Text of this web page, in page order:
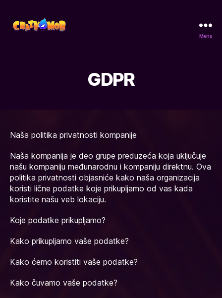
Menu
GDPR
Naša politika privatnosti kompanije
Naša kompanija je deo grupe preduzeća koja uključuje
našu kompaniju međunarodnu i kompaniju direktnu. Ova
politika privatnosti objasniće kako naša organizacija
koristi lične podatke koje prikupljamo od vas kada
koristite našu veb lokaciju.
Koje podatke prikupljamo?
Kako prikupljamo vaše podatke?
Kako ćemo koristiti vaše podatke?
Kako čuvamo vaše podatke?